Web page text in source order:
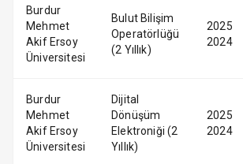
Burdur
Mehmet
Akif Ersoy
Üniversitesi
Bulut Bilişim
Operatörlüğü
(2 Yıllık)
2025
2024
Burdur
Mehmet
Akif Ersoy
Üniversitesi
Dijital
Dönüşüm
Elektroniği (2
Yıllık)
2025
2024